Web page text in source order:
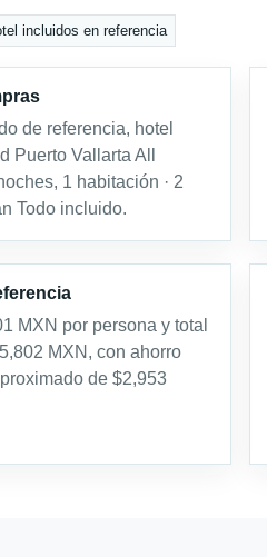
incluidos en referencia
de referencia, hotel
Puerto Vallarta All
1 habitación · 2
Todo incluido.
MXN por persona y total
MXN, con ahorro
de $2,953